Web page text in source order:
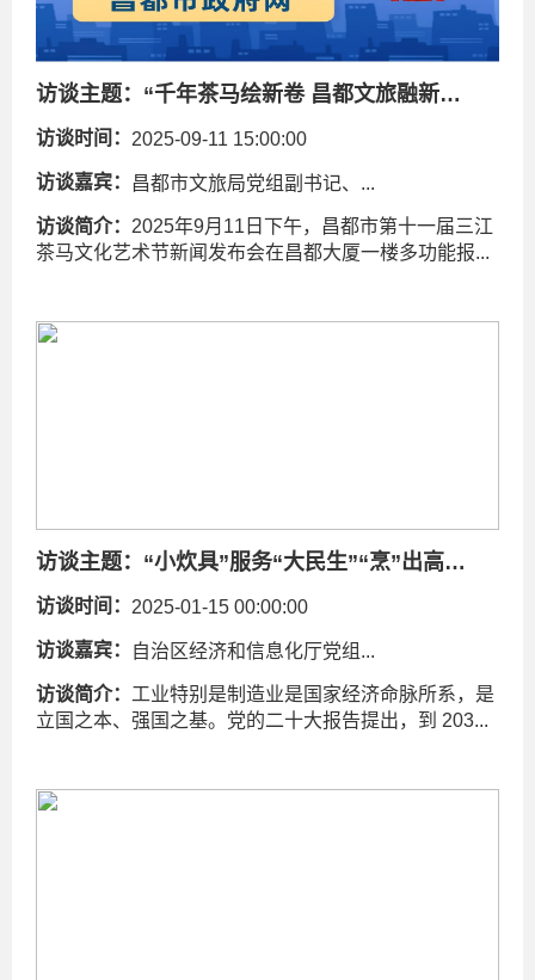
访谈主题： “千年茶马绘新卷 昌都文旅融新境”——昌都市第十一届三江茶马文化艺术节新闻发布会
访谈时间： 2025-09-11 15:00:00
访谈嘉宾： 昌都市文旅局党组副书记、...
访谈简介： 2025年9月11日下午，昌都市第十一届三江
茶马文化艺术节新闻发布会在昌都大厦一楼多功能报...
访谈主题： “小炊具”服务“大民生”“烹”出高品质美好幸福新生活
访谈时间： 2025-01-15 00:00:00
访谈嘉宾： 自治区经济和信息化厅党组...
访谈简介： 工业特别是制造业是国家经济命脉所系，是
立国之本、强国之基。党的二十大报告提出，到 203...